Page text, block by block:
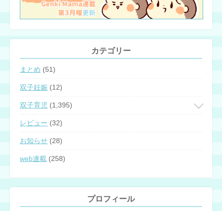
カテゴリー
まとめ (51)
双子妊娠 (12)
双子育児 (1,395)
レビュー (32)
お知らせ (28)
web連載 (258)
プロフィール